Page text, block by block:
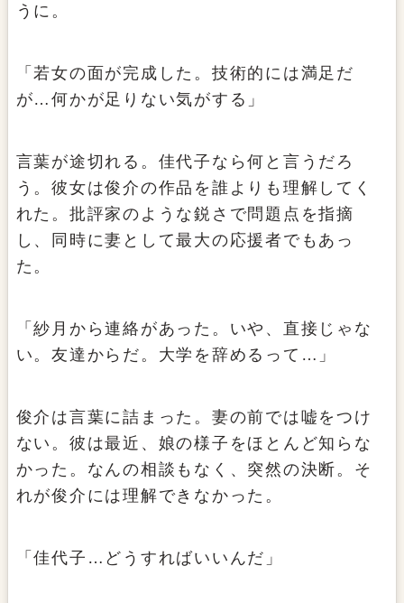
うに。
「若女の面が完成した。技術的には満足だ
が…何かが足りない気がする」
言葉が途切れる。佳代子なら何と言うだろ
う。彼女は俊介の作品を誰よりも理解してく
れた。批評家のような鋭さで問題点を指摘
し、同時に妻として最大の応援者でもあっ
た。
「紗月から連絡があった。いや、直接じゃな
い。友達からだ。大学を辞めるって…」
俊介は言葉に詰まった。妻の前では嘘をつけ
ない。彼は最近、娘の様子をほとんど知らな
かった。なんの相談もなく、突然の決断。そ
れが俊介には理解できなかった。
「佳代子…どうすればいいんだ」